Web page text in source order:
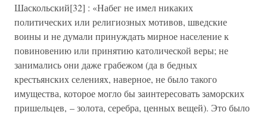
Шаскольский[32] : «Набег не имел никаких
политических или религиозных мотивов, шведские
воины и не думали принуждать мирное население к
повиновению или принятию католической веры; не
занимались они даже грабежом (да в бедных
крестьянских селениях, наверное, не было такого
имущества, которое могло бы заинтересовать заморских
пришельцев, – золота, серебра, ценных вещей). Это было